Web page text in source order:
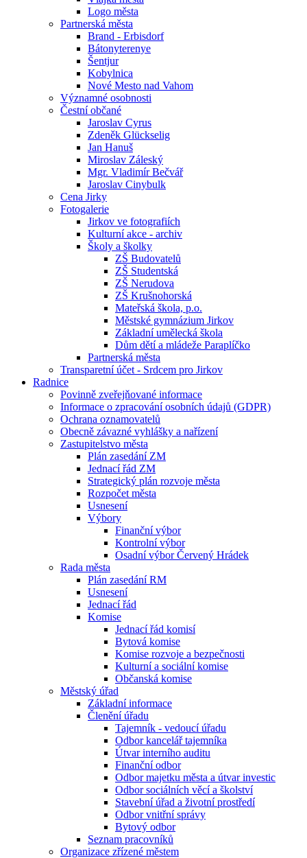
Logo města
Partnerská města
Brand - Erbisdorf
Bátonyterenye
Šentjur
Kobylnica
Nové Mesto nad Vahom
Významné osobnosti
Čestní občané
Jaroslav Cyrus
Zdeněk Glückselig
Jan Hanuš
Miroslav Záleský
Mgr. Vladimír Bečvář
Jaroslav Cinybulk
Cena Jirky
Fotogalerie
Jirkov ve fotografiích
Kulturní akce - archiv
Školy a školky
ZŠ Budovatelů
ZŠ Studentská
ZŠ Nerudova
ZŠ Krušnohorská
Mateřská škola, p.o.
Městské gymnázium Jirkov
Základní umělecká škola
Dům dětí a mládeže Paraplíčko
Partnerská města
Transparetní účet - Srdcem pro Jirkov
Radnice
Povinně zveřejňované informace
Informace o zpracování osobních údajů (GDPR)
Ochrana oznamovatelů
Obecně závazné vyhlášky a nařízení
Zastupitelstvo města
Plán zasedání ZM
Jednací řád ZM
Strategický plán rozvoje města
Rozpočet města
Usnesení
Výbory
Finanční výbor
Kontrolní výbor
Osadní výbor Červený Hrádek
Rada města
Plán zasedání RM
Usnesení
Jednací řád
Komise
Jednací řád komisí
Bytová komise
Komise rozvoje a bezpečnosti
Kulturní a sociální komise
Občanská komise
Městský úřad
Základní informace
Členění úřadu
Tajemník - vedoucí úřadu
Odbor kancelář tajemníka
Útvar interního auditu
Finanční odbor
Odbor majetku města a útvar investic
Odbor sociálních věcí a školství
Stavební úřad a životní prostředí
Odbor vnitřní správy
Bytový odbor
Seznam pracovníků
Organizace zřízené městem